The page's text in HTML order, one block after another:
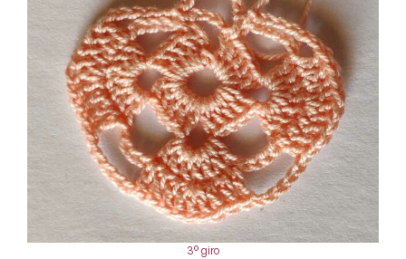
3° giro